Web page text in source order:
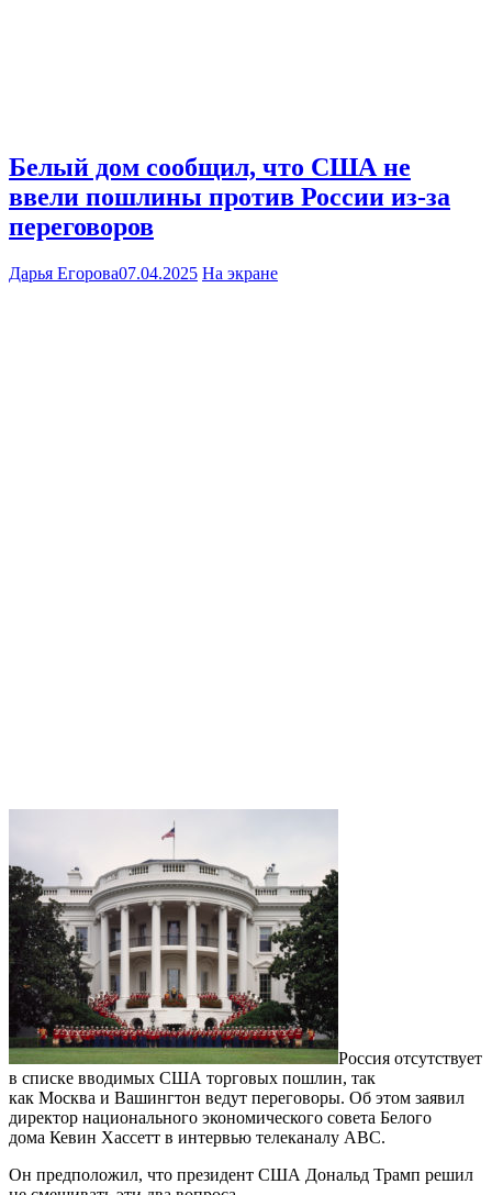
Белый дом сообщил, что США не
ввели пошлины против России из-за
переговоров
Дарья Егорова07.04.2025 На экране
Россия отсутствует
в списке вводимых США торговых пошлин, так
как Москва и Вашингтон ведут переговоры. Об этом заявил
директор национального экономического совета Белого
дома Кевин Хассетт в интервью телеканалу ABC.
Он предположил, что президент США Дональд Трамп решил